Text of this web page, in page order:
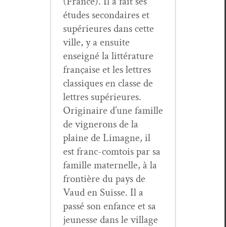
études sec­ondaires et
supérieures dans cette
ville, y a ensuite
enseigné la lit­téra­ture
française et les let­tres
clas­siques en classe de
let­tres supérieures.
Orig­i­naire d’une famille
de vignerons de la
plaine de Limagne, il
est franc-com­tois par sa
famille mater­nelle, à la
fron­tière du pays de
Vaud en Suisse. Il a
passé son enfance et sa
jeunesse dans le vil­lage